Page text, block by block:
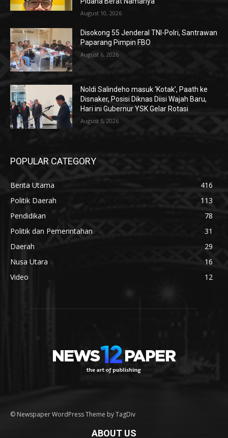
August 10, 2026
Disokong 55 Jenderal TNI-Polri, Santrawan
Paparang Pimpin FBO
August 6, 2026
Noldi Salindeho masuk ‘Kotak’, Paath ke
Disnaker, Posisi Diknas Diisi Wajah Baru,
Hari ini Gubernur YSK Gelar Rotasi
August 5, 2026
POPULAR CATEGORY
Berita Utama
416
Politik Daerah
113
Pendidikan
78
Politik dan Pemerintahan
31
Daerah
29
Nusa Utara
16
Video
12
© Newspaper WordPress Theme by TagDiv
ABOUT US